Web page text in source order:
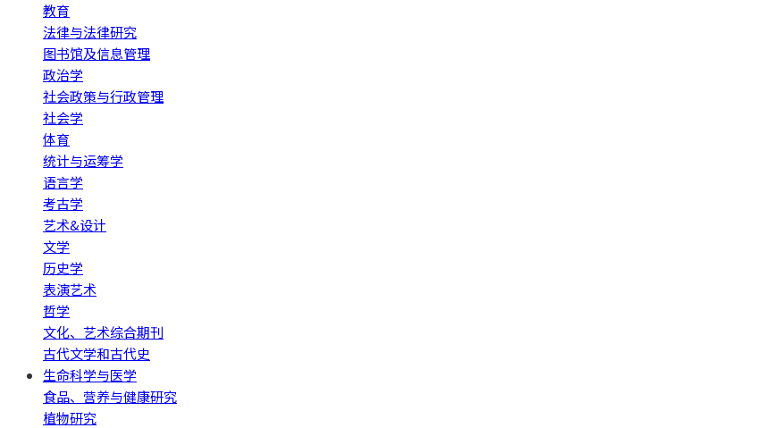
教育
法律与法律研究
图书馆及信息管理
政治学
社会政策与行政管理
社会学
体育
统计与运筹学
语言学
考古学
艺术&设计
文学
历史学
表演艺术
哲学
文化、艺术综合期刊
古代文学和古代史
生命科学与医学
食品、营养与健康研究
植物研究